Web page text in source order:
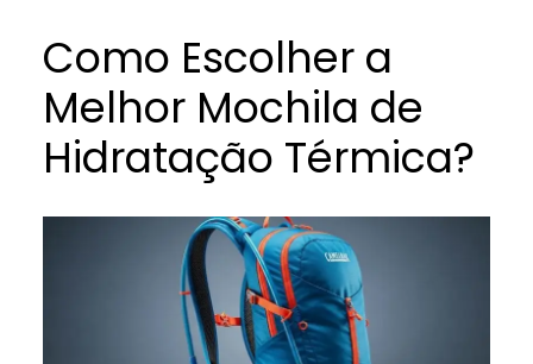
Como Escolher a
Melhor Mochila de
Hidratação Térmica?